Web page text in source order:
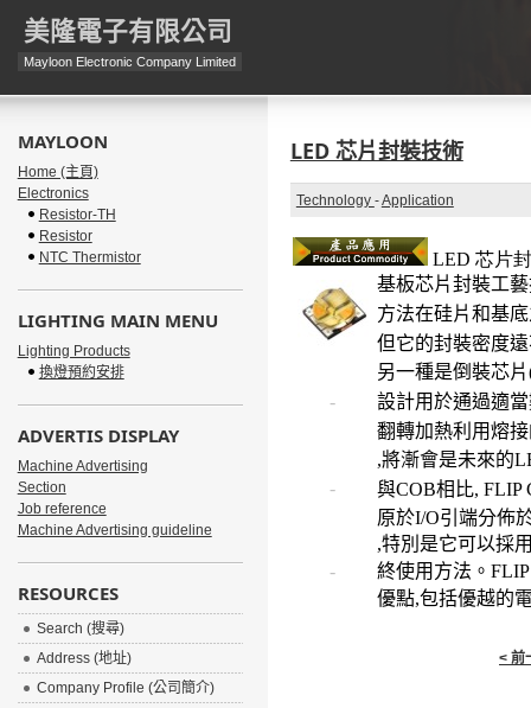
美隆電子有限公司
Mayloon Electronic Company Limited
LED 芯片封裝技術
Technology -Application
LED 芯片
基板芯片封裝工
方法在硅片和基
但它的封裝密度
-
另一種是倒裝芯片
設計用於通過適
翻轉加熱利用熔
-
,將漸會是未來的
與COB相比, FLIP
原於I/O引端分佈
-
,特別是它可以採
終使用方法。
優點,包括優越的
< 前
MAYLOON
Home (主頁)
Electronics
Resistor-TH
Resistor
NTC Thermistor
LIGHTING MAIN MENU
Lighting Products
換燈預約安排
ADVERTIS DISPLAY
Machine Advertising
Section
Job reference
Machine Advertising guideline
RESOURCES
Search (搜尋)
Address (地址)
Company Profile (公司簡介)